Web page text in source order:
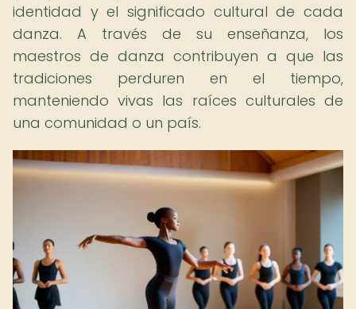
identidad y el significado cultural de cada
danza. A través de su enseñanza, los
maestros de danza contribuyen a que las
tradiciones perduren en el tiempo,
manteniendo vivas las raíces culturales de
una comunidad o un país.